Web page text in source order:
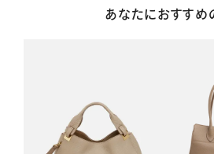
あなたにおすすめ